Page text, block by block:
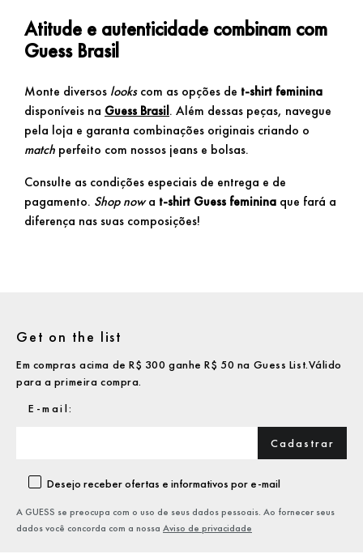
Atitude e autenticidade combinam com
Guess Brasil
Monte diversos lookscom as opções de t-shirt feminina
disponíveis na Guess Brasil. Além dessas peças, navegue
pela loja e garanta combinações originais criando o
match perfeito com nossos jeans e bolsas.
Consulte as condições especiais de entrega e de
pagamento. Shop nowa t-shirt Guess feminina que fará a
diferença nas suas composições!
Get on the list
Em compras acima de R$ 300 ganhe R$ 50 na Guess List.Válido
para a primeira compra.
Cadastrar
Desejo receber ofertas e informativos por e-mail
A GUESS se preocupa com o uso de seus dados pessoais. Ao fornecer seus
dados você concorda com a nossa Aviso de privacidade